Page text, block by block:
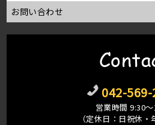
お問い合わせ
042-
営業時間 9:30
（定休日：日祝休・